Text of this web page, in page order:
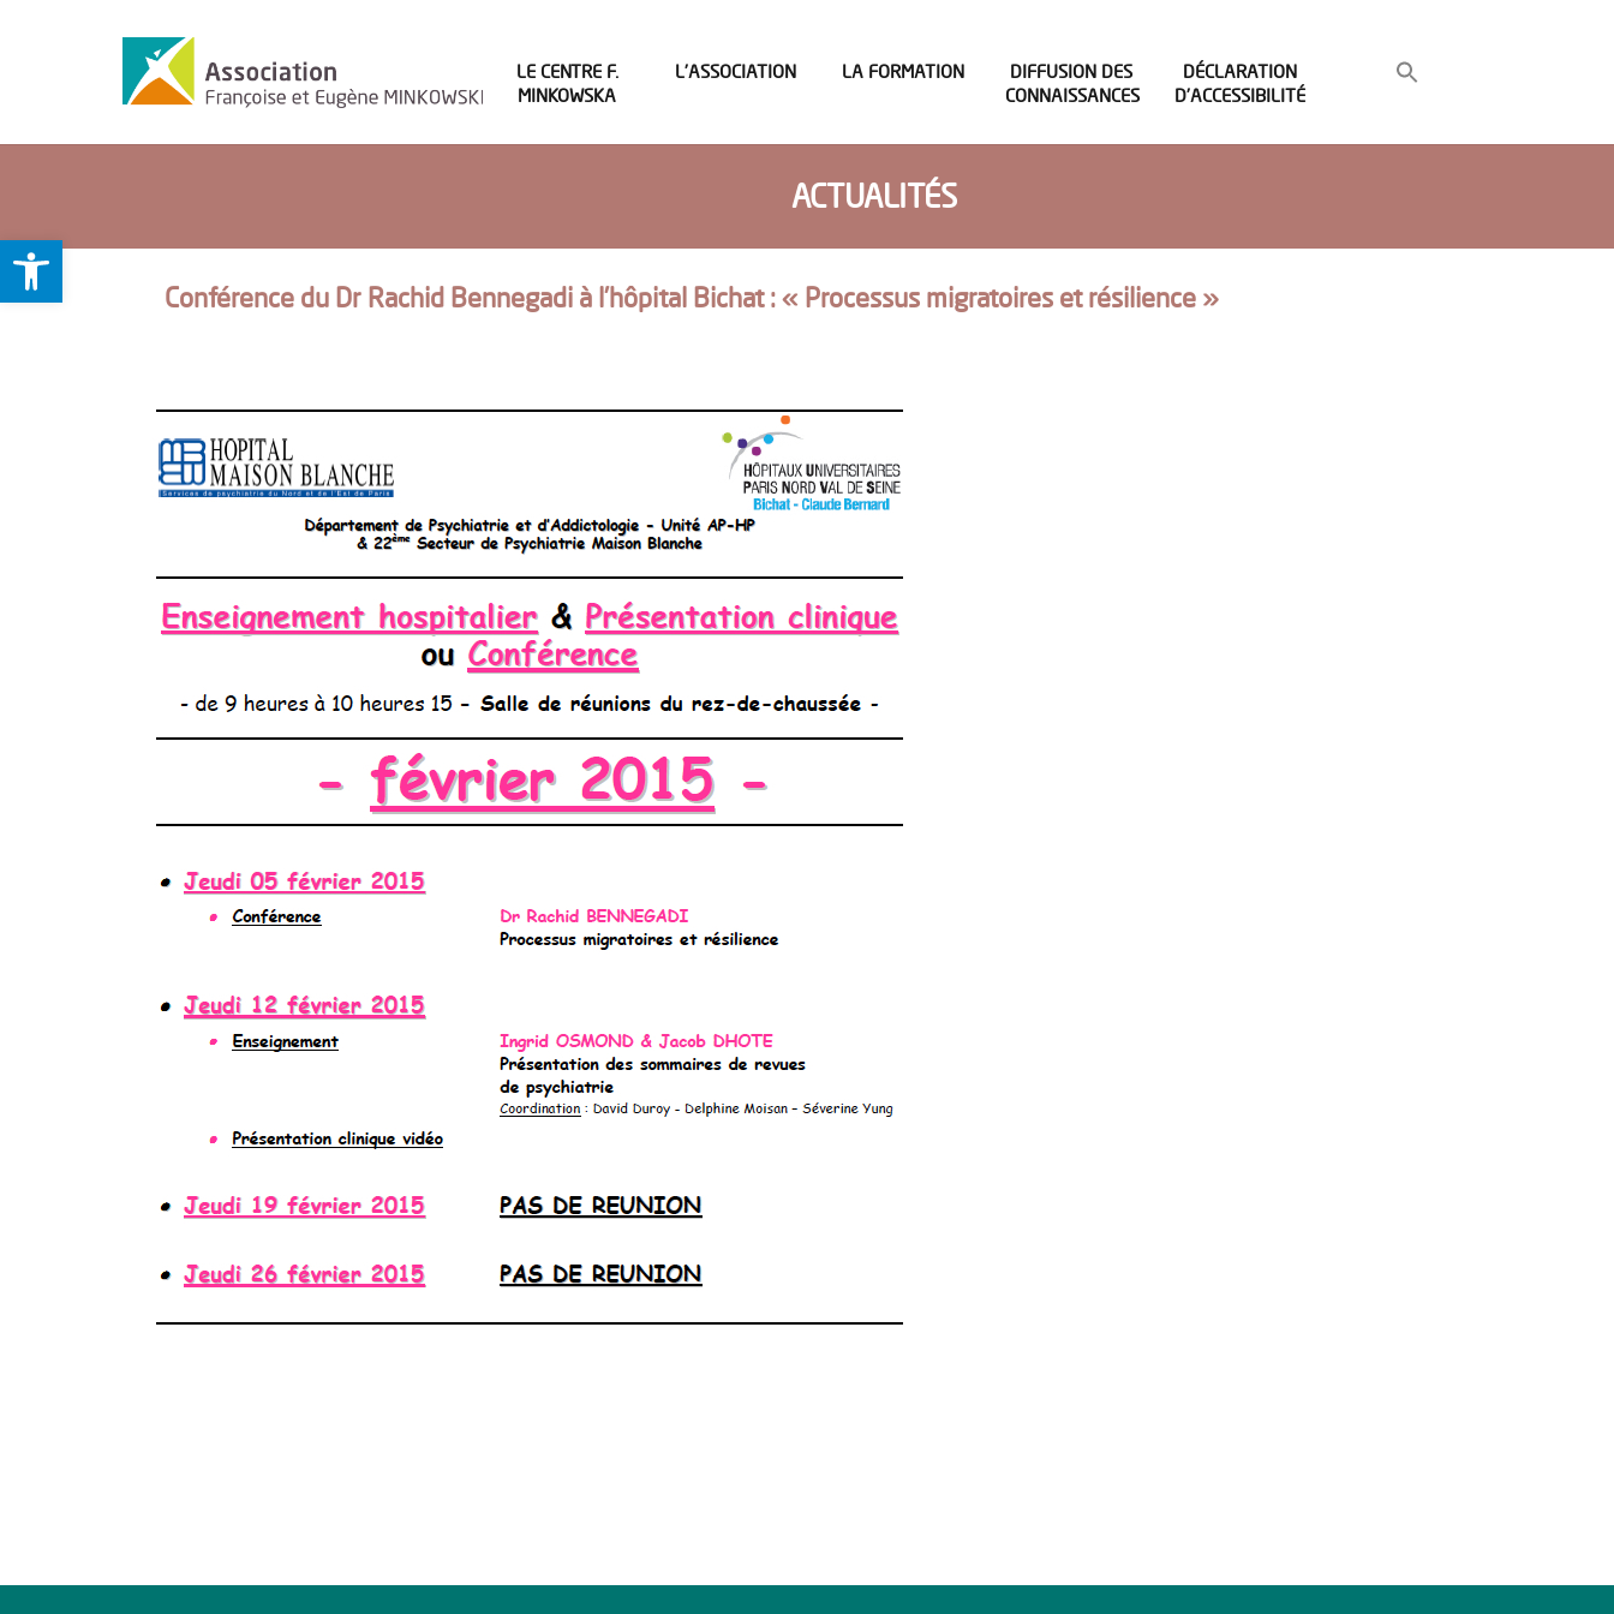
LE CENTRE F.
MINKOWSKA
L’ASSOCIATION LA FORMATION
DIFFUSION DES
CONNAISSANCES
DÉCLARATION
D’ACCESSIBILITÉ
ACTUALITÉS
Conférence du Dr Rachid Bennegadi à l’hôpital Bichat : « Processus migratoires et résilience »
Ouvrir la barre d’outils